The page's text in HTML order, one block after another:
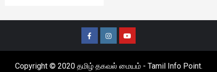
FacebookInstagramYoutube
Copyright © 2020 தமிழ் தகவல் மையம் - Tamil Info Point.